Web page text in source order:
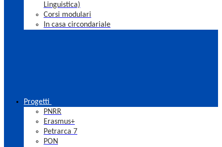
Linguistica)
Corsi modulari
In casa circondariale
Progetti
PNRR
Erasmus+
Petrarca 7
PON